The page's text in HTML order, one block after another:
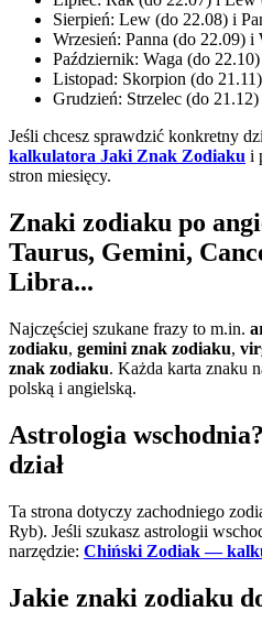
Sierpień: Lew (do 22.08) i
Wrzesień: Panna (do 22.09) i
Październik: Waga (do
Listopad: Skorpion (do
Grudzień: Strzelec (do
Jeśli chcesz sprawdzić konkretny
kalkulatora Jaki Znak Zodiaku i
stron miesięcy.
Znaki zodiaku po
Taurus, Gemini,
Libra...
Najczęściej szukane frazy to m.in.
zodiaku, gemini znak zodiaku,
znak zodiaku. Każda karta znaku
polską i angielską.
Astrologia
dział
Ta strona dotyczy zachodniego
Ryb). Jeśli szukasz astrologii
narzędzie: Chiński Zodiak —
Jakie znaki zodiaku